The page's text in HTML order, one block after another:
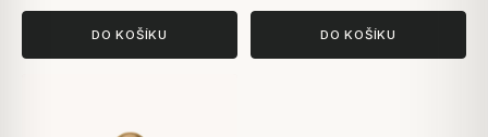
DO KOŠÍKU DO KOŠÍKU